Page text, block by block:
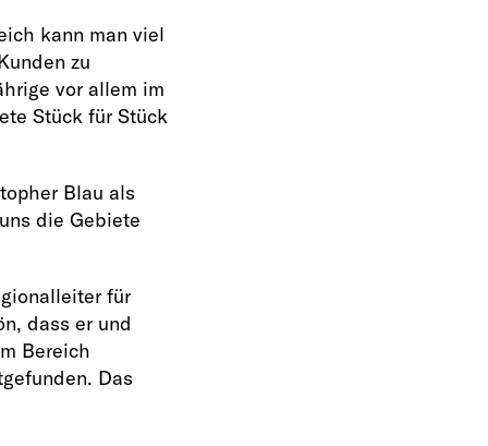
kann man viel
zu
vor allem im
Stück für Stück
Blau als
die Gebiete
für
dass er und
Bereich
Das